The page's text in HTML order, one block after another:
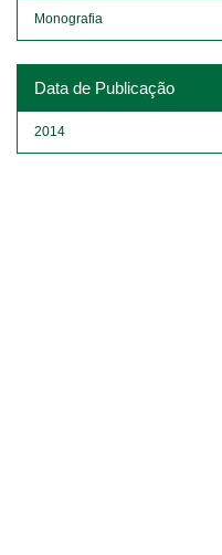
Monografia
Data de Publicação
2014